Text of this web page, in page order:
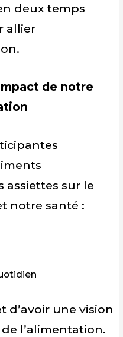
deux temps
allier
de notre
assiettes sur le
notre santé :
d’avoir une vision
l’alimentation.